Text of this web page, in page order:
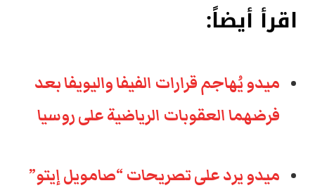
اقرأ أيضاً:
ميدو يُهاجم قرارات الفيفا واليويفا بعد
فرضهما العقوبات الرياضية على روسيا
ميدو يرد على تصريحات “صامويل إيتو”